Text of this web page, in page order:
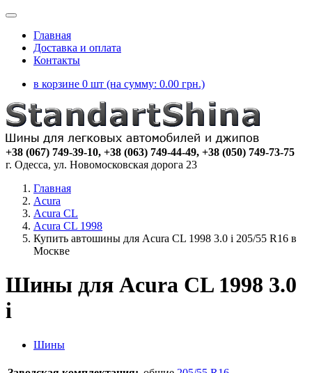
Главная
Доставка и оплата
Контакты
в корзине 0 шт (на сумму: 0.00 грн.)
+38 (067) 749-39-10, +38 (063) 749-44-49, +38 (050) 749-73-75
г. Одесса, ул. Новомосковская дорога 23
Главная
Acura
Acura CL
Acura CL 1998
Купить автошины для Acura CL 1998 3.0 i 205/55 R16 в
Москве
Шины для Acura CL 1998 3.0
i
Шины